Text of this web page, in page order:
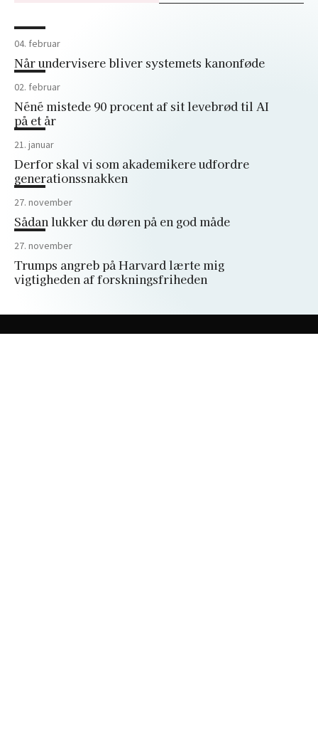
04. februar
Når undervisere bliver systemets kanonføde
02. februar
Néné mistede 90 procent af sit levebrød til AI
på et år
21. januar
Derfor skal vi som akademikere udfordre
generationssnakken
27. november
Sådan lukker du døren på en god måde
27. november
Trumps angreb på Harvard lærte mig
vigtigheden af forskningsfriheden